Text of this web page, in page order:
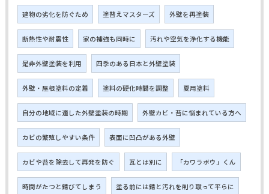
建物の劣化を防ぐため 塗替えマスターズ 外壁を再塗装
断熱性や耐震性 家の補強も同時に 汚れや空気を浄化する機能
是非外壁塗装を利用 四季のある日本と外壁塗装
外壁・屋根塗料の定着 塗料の硬化時間を調整 夏用塗料
自分の地域に適した外壁塗装の時期 外壁カビ・苔に悩まれている方へ
カビの繁殖しやすい条件 表面に凹凸がある外壁
カビや苔を除去して再発を防ぐ 瓦とは別に 「カワラボウ」くん
時間がたつと錆びてしまう 塗る前には錆と汚れを削り取って平らに